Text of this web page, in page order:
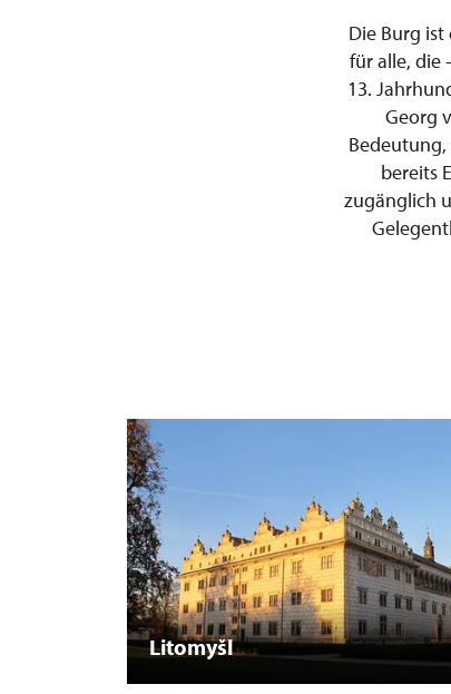
Die Burg
für alle, die
13.
Georg
bereits
zugänglich
Litomyšl